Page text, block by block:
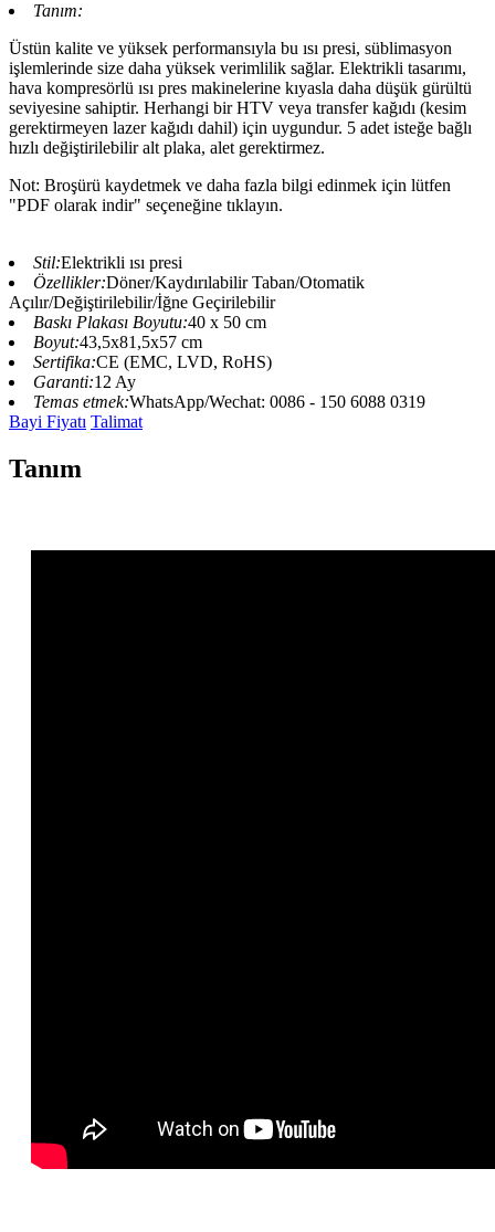
Tanım:
Üstün kalite ve yüksek performansıyla bu ısı presi, süblimasyon
işlemlerinde size daha yüksek verimlilik sağlar. Elektrikli tasarımı,
hava kompresörlü ısı pres makinelerine kıyasla daha düşük gürültü
seviyesine sahiptir. Herhangi bir HTV veya transfer kağıdı (kesim
gerektirmeyen lazer kağıdı dahil) için uygundur. 5 adet isteğe bağlı
hızlı değiştirilebilir alt plaka, alet gerektirmez.
Not: Broşürü kaydetmek ve daha fazla bilgi edinmek için lütfen
"PDF olarak indir" seçeneğine tıklayın.
Stil:Elektrikli ısı presi
Özellikler:Döner/Kaydırılabilir Taban/Otomatik
Açılır/Değiştirilebilir/İğne Geçirilebilir
Baskı Plakası Boyutu:40 x 50 cm
Boyut:43,5x81,5x57 cm
Sertifika:CE (EMC, LVD, RoHS)
Garanti:12 Ay
Temas etmek:WhatsApp/Wechat: 0086 - 150 6088 0319
Bayi Fiyatı Talimat
Tanım